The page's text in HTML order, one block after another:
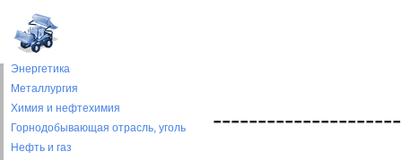
Энергетика
Металлургия
Химия и нефтехимия
Горнодобывающая отрасль, уголь
Нефть и газ